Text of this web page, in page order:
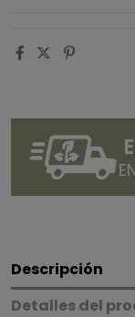
Descripción
Detalles del